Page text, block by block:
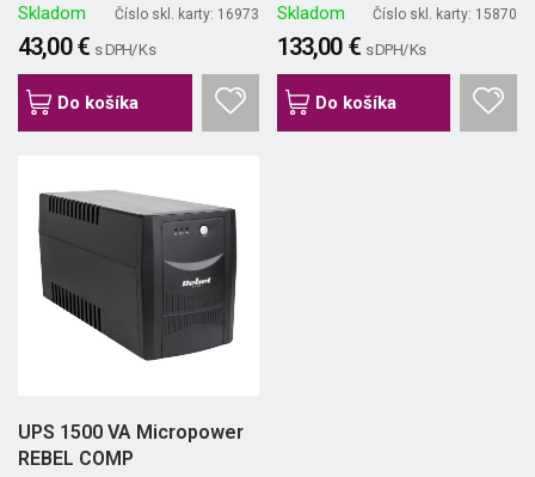
Skladom Číslo skl. karty: 16973
43,00 € s DPH/ Ks
Do košíka
Skladom Číslo skl. karty: 15870
133,00 € s DPH/ Ks
Do košíka
UPS 1500 VA Micropower
REBEL COMP